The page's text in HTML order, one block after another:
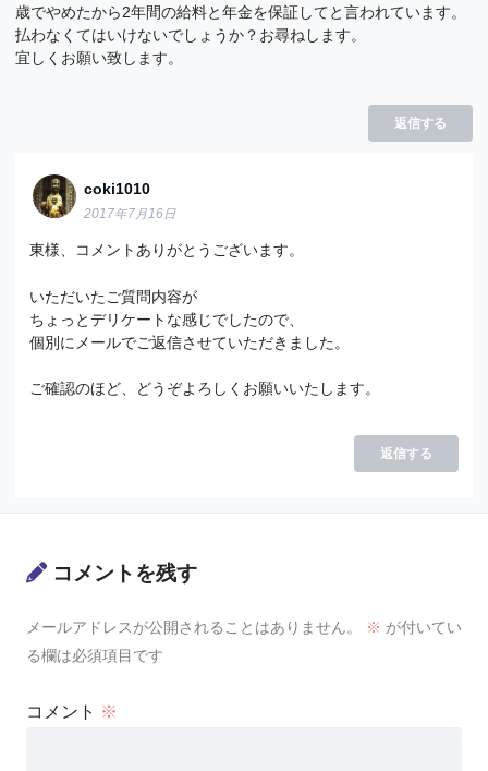
歳でやめたから2年間の給料と年金を保証してと言われています。
払わなくてはいけないでしょうか？お尋ねします。
宜しくお願い致します。
返信する
coki1010
2017年7月16日
東様、コメントありがとうございます。
いただいたご質問内容が
ちょっとデリケートな感じでしたので、
個別にメールでご返信させていただきました。
ご確認のほど、どうぞよろしくお願いいたします。
返信する
コメントを残す
メールアドレスが公開されることはありません。 ※ が付いてい
る欄は必須項目です
コメント ※